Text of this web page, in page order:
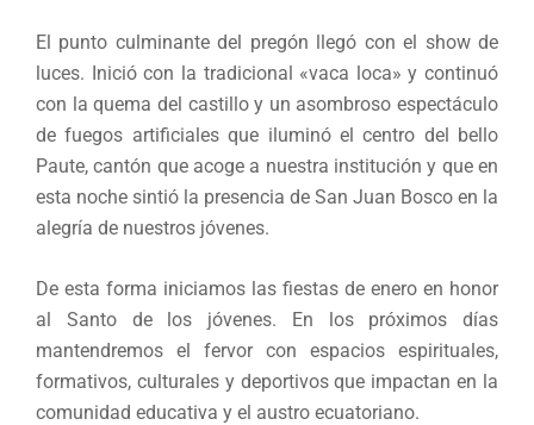
El punto culminante del pregón llegó con el show de
luces. Inició con la tradicional «vaca loca» y continuó
con la quema del castillo y un asombroso espectáculo
de fuegos artificiales que iluminó el centro del bello
Paute, cantón que acoge a nuestra institución y que en
esta noche sintió la presencia de San Juan Bosco en la
alegría de nuestros jóvenes.
De esta forma iniciamos las fiestas de enero en honor
al Santo de los jóvenes. En los próximos días
mantendremos el fervor con espacios espirituales,
formativos, culturales y deportivos que impactan en la
comunidad educativa y el austro ecuatoriano.